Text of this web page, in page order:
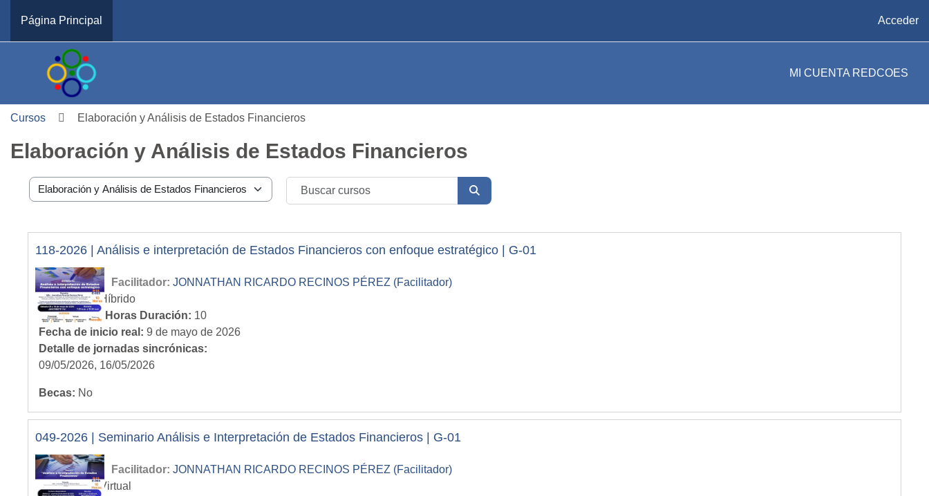
Página Principal
Acceder
MI CUENTA REDCOES
Cursos Elaboración y Análisis de Estados Financieros
Elaboración y Análisis de Estados Financieros
Categorías
Buscar cursos
BUSCAR CURSOS
118-2026 | Análisis e interpretación de Estados Financieros con enfoque estratégico | G-01
Facilitador: JONNATHAN RICARDO RECINOS PÉREZ (Facilitador)
Modalidad:Híbrido
Cantidad de Horas Duración: 10
Fecha de inicio real : 9 de mayo de 2026
Detalle de jornadas sincrónicas:
09/05/2026, 16/05/2026
Becas: No
049-2026 | Seminario Análisis e Interpretación de Estados Financieros | G-01
Facilitador: JONNATHAN RICARDO RECINOS PÉREZ (Facilitador)
Modalidad:Virtual